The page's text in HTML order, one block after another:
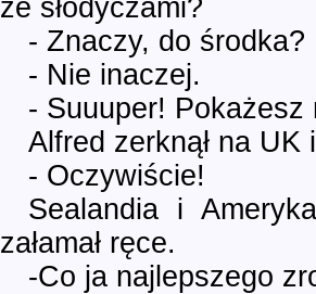
ze słodyczami?
- Znaczy, do środka?
- Nie inaczej.
- Suuuper! Pokażesz
Alfred zerknął na UK
- Oczywiście!
Sealandia i
załamał ręce.
-Co ja najlepszego